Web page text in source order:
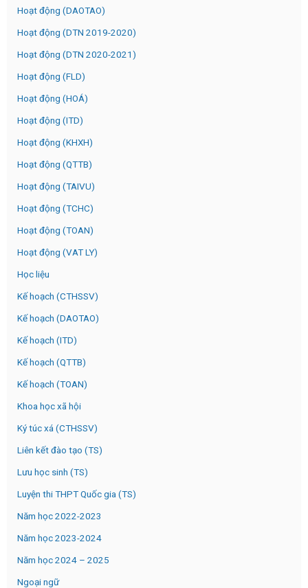
Hoạt động (DAOTAO)
Hoạt động (DTN 2019-2020)
Hoạt động (DTN 2020-2021)
Hoạt động (FLD)
Hoạt động (HOÁ)
Hoạt động (ITD)
Hoạt động (KHXH)
Hoạt động (QTTB)
Hoạt động (TAIVU)
Hoạt động (TCHC)
Hoạt động (TOAN)
Hoạt động (VAT LY)
Học liệu
Kế hoạch (CTHSSV)
Kế hoạch (DAOTAO)
Kế hoạch (ITD)
Kế hoạch (QTTB)
Kế hoạch (TOAN)
Khoa học xã hội
Ký túc xá (CTHSSV)
Liên kết đào tạo (TS)
Lưu học sinh (TS)
Luyện thi THPT Quốc gia (TS)
Năm học 2022-2023
Năm học 2023-2024
Năm học 2024 – 2025
Ngoại ngữ